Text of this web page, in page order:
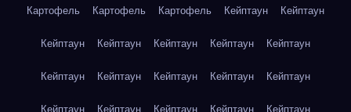
Картофель Картофель Картофель Кейптаун Кейптаун
Кейптаун Кейптаун Кейптаун Кейптаун Кейптаун
Кейптаун Кейптаун Кейптаун Кейптаун Кейптаун
Кейптаун Кейптаун Кейптаун Кейптаун Кейптаун